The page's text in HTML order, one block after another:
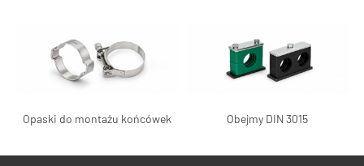
Opaski do montażu końcówek Obejmy DIN 3015